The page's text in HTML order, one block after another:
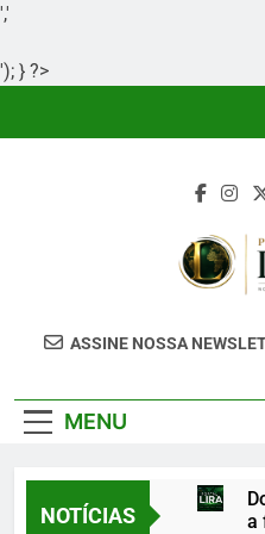
','
'); } ?>
ASSINE NOSSA
MENU
NOTÍCIAS
a